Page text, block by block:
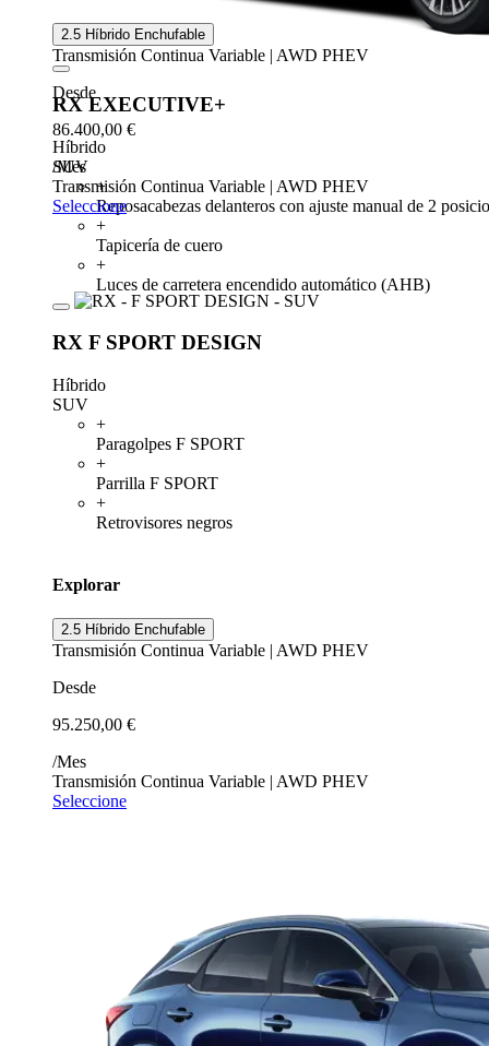
RX EXECUTIVE+
Híbrido
SUV
+
Reposacabezas delanteros con ajuste manual de 2
+
Tapicería de cuero
+
Luces de carretera encendido automático (AHB)
2.5 Híbrido Enchufable
Transmisión Continua Variable | AWD PHEV
Desde
86.400,00 €
/Mes
Transmisión Continua Variable | AWD PHEV
Seleccione
RX F SPORT DESIGN
Híbrido
SUV
+
Paragolpes F SPORT
+
Parrilla F SPORT
+
Retrovisores negros
Explorar
2.5 Híbrido Enchufable
Transmisión Continua Variable | AWD PHEV
Desde
95.250,00 €
/Mes
Transmisión Continua Variable | AWD PHEV
Seleccione